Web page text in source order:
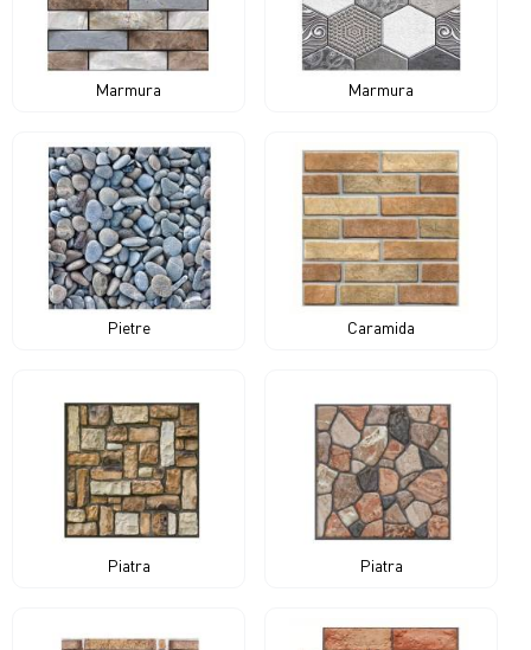
Marmura Marmura
Pietre Caramida
Piatra Piatra